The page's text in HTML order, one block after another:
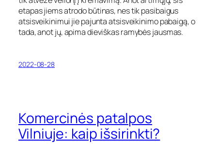
etapas jiems atrodo būtinas, nes tik pasibaigus
atsisveikinimui jie pajunta atsisveikinimo pabaigą, o
tada, anot jų, apima dieviškas ramybės jausmas.
2022-08-28
Komercinės patalpos
Vilniuje: kaip išsirinkti?